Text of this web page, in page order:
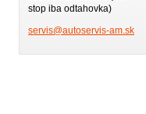
stop iba odtahovka)
servis@autoservis-am.sk